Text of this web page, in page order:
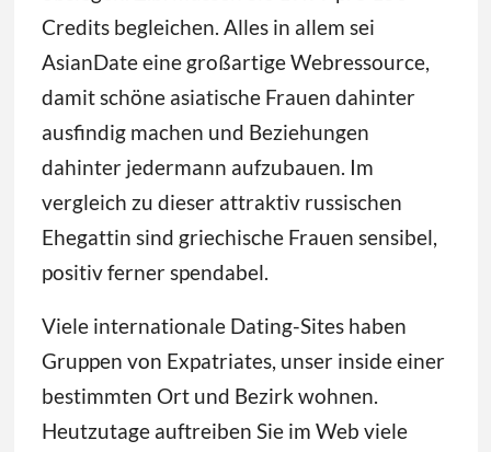
Credits begleichen. Alles in allem sei
AsianDate eine großartige Webressource,
damit schöne asiatische Frauen dahinter
ausfindig machen und Beziehungen
dahinter jedermann aufzubauen. Im
vergleich zu dieser attraktiv russischen
Ehegattin sind griechische Frauen sensibel,
positiv ferner spendabel.
Viele internationale Dating-Sites haben
Gruppen von Expatriates, unser inside einer
bestimmten Ort und Bezirk wohnen.
Heutzutage auftreiben Sie im Web viele